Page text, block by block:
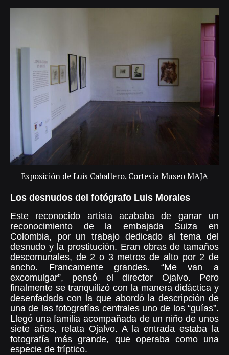
Exposición de Luis Caballero. Cortesía Museo MAJA
Los desnudos del fotógrafo Luis Morales
Este reconocido artista acababa de ganar un
reconocimiento de la embajada Suiza en
Colombia, por un trabajo dedicado al tema del
desnudo y la prostitución. Eran obras de tamaños
descomunales, de 2 o 3 metros de alto por 2 de
ancho. Francamente grandes. “Me van a
excomulgar”, pensó el director Ojalvo. Pero
finalmente se tranquilizó con la manera didáctica y
desenfadada con la que abordó la descripción de
una de las fotografías centrales uno de los “guías”.
Llegó una familia acompañada de un niño de unos
siete años, relata Ojalvo. A la entrada estaba la
fotografía más grande, que operaba como una
especie de tríptico.